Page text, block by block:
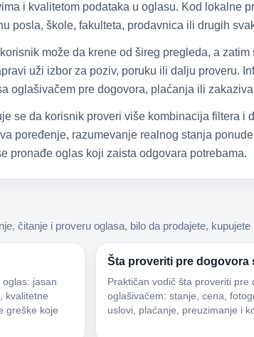
i kvalitetom podataka u oglasu. Kod lokalne
posla, škole, fakulteta, prodavnica ili drugih
može da krene od šireg pregleda, a
uži izbor za poziv, poruku ili dalju proveru.
oglašivačem pre dogovora, plaćanja ili
se da korisnik proveri više kombinacija filtera
poređenje, razumevanje realnog stanja
pronađe oglas koji zaista odgovara potrebama.
čitanje i proveru oglasa, bilo da prodajete, kupujete
jasan
kvalitetne
greške koje
Šta proveriti pre dogovora
Praktičan vodič šta proveriti pre
oglašivačem: stanje, cena,
uslovi, plaćanje, preuzimanje i